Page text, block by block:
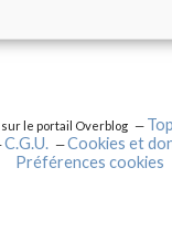
sur le portail Overblog
C.G.U.
Cookies et
Préférences cookies